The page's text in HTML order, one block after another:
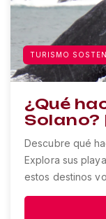
TURISMO
¿Qué
Solano?
Descubre qué
Explora sus
estos destinos